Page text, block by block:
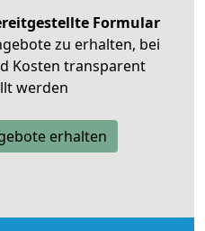
Formular
zu erhalten, bei
Kosten transparent
werden
erhalten